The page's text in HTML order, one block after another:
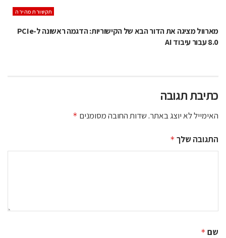
תקשורת מהירה
מארוול מציגה את הדור הבא של הקישוריות: הדגמה ראשונה ל-PCIe
8.0 עבור עיבוד AI
כתיבת תגובה
האימייל לא יוצג באתר.שדות החובה מסומנים *
התגובה שלך *
שם *